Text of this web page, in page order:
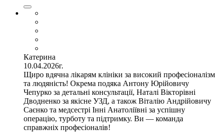
Катерина
10.04.2026г.
Щиро вдячна лікарям клініки за високий професіоналізм
та людяність! Окрема подяка Антону Юрійовичу
Чепурко за детальні консультації, Наталі Вікторівні
Дводненко за якісне УЗД, а також Віталію Андрійовичу
Саєнко та медсестрі Інні Анатоліївні за успішну
операцію, турботу та підтримку. Ви — команда
справжніх професіоналів!